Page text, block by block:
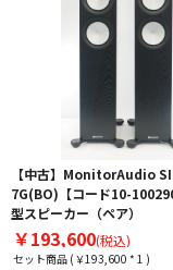
【中古】MonitorAudio
7G(BO)【コード10-
型スピーカー（ペア）
￥193,600(税込)
セット商品 (￥193,600 * 1 )